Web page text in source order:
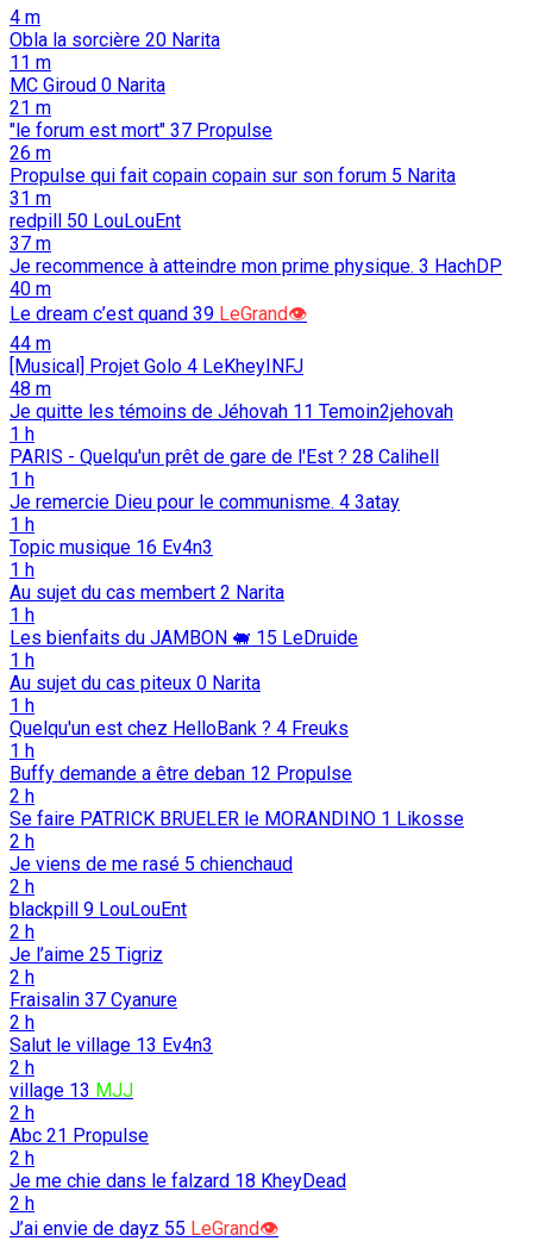
4 m
Obla la sorcière 20 Narita
11 m
MC Giroud 0 Narita
21 m
"le forum est mort" 37 Propulse
26 m
Propulse qui fait copain copain sur son forum 5 Narita
31 m
redpill 50 LouLouEnt
37 m
Je recommence à atteindre mon prime physique. 3 HachDP
40 m
Le dream c’est quand 39 LeGrand👁️
44 m
[Musical] Projet Golo 4 LeKheyINFJ
48 m
Je quitte les témoins de Jéhovah 11 Temoin2jehovah
1 h
PARIS - Quelqu'un prêt de gare de l'Est ? 28 Calihell
1 h
Je remercie Dieu pour le communisme. 4 3atay
1 h
Topic musique 16 Ev4n3
1 h
Au sujet du cas membert 2 Narita
1 h
Les bienfaits du JAMBON 🐖️ 15 LeDruide
1 h
Au sujet du cas piteux 0 Narita
1 h
Quelqu'un est chez HelloBank ? 4 Freuks
1 h
Buffy demande a être deban 12 Propulse
2 h
Se faire PATRICK BRUELER le MORANDINO 1 Likosse
2 h
Je viens de me rasé 5 chienchaud
2 h
blackpill 9 LouLouEnt
2 h
Je l’aime 25 Tigriz
2 h
Fraisalin 37 Cyanure
2 h
Salut le village 13 Ev4n3
2 h
village 13 MJJ
2 h
Abc 21 Propulse
2 h
Je me chie dans le falzard 18 KheyDead
2 h
J’ai envie de dayz 55 LeGrand👁️